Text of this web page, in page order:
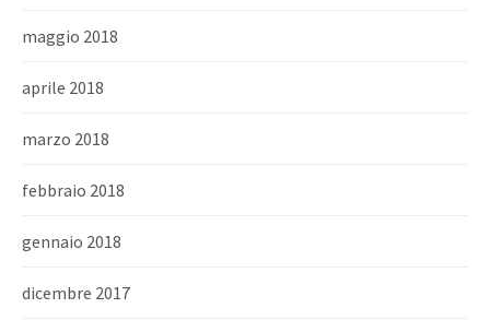
maggio 2018
aprile 2018
marzo 2018
febbraio 2018
gennaio 2018
dicembre 2017